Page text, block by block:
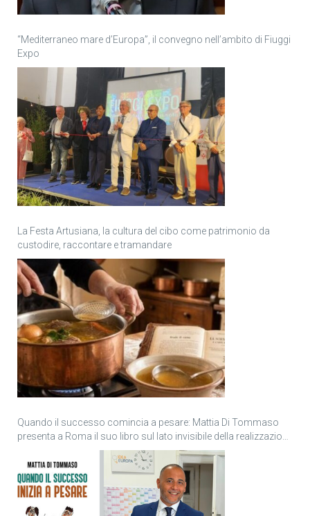
“Mediterraneo mare d’Europa”, il convegno nell’ambito di Fiuggi
Expo
La Festa Artusiana, la cultura del cibo come patrimonio da
custodire, raccontare e tramandare
Quando il successo comincia a pesare: Mattia Di Tommaso
presenta a Roma il suo libro sul lato invisibile della realizzazione